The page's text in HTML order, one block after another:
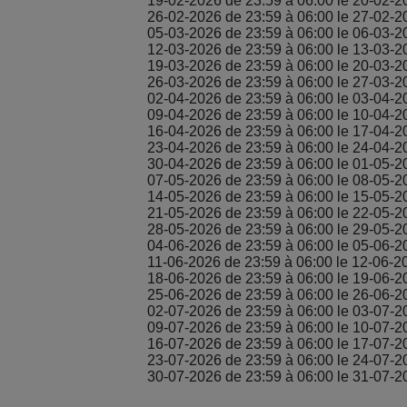
26-02-2026 de 23:59 à 06:00 le 27-02-
05-03-2026 de 23:59 à 06:00 le 06-03-
12-03-2026 de 23:59 à 06:00 le 13-03-
19-03-2026 de 23:59 à 06:00 le 20-03-
26-03-2026 de 23:59 à 06:00 le 27-03-
02-04-2026 de 23:59 à 06:00 le 03-04-
09-04-2026 de 23:59 à 06:00 le 10-04-
16-04-2026 de 23:59 à 06:00 le 17-04-
23-04-2026 de 23:59 à 06:00 le 24-04-
30-04-2026 de 23:59 à 06:00 le 01-05-
07-05-2026 de 23:59 à 06:00 le 08-05-
14-05-2026 de 23:59 à 06:00 le 15-05-
21-05-2026 de 23:59 à 06:00 le 22-05-
28-05-2026 de 23:59 à 06:00 le 29-05-
04-06-2026 de 23:59 à 06:00 le 05-06-
11-06-2026 de 23:59 à 06:00 le 12-06-
18-06-2026 de 23:59 à 06:00 le 19-06-
25-06-2026 de 23:59 à 06:00 le 26-06-
02-07-2026 de 23:59 à 06:00 le 03-07-
09-07-2026 de 23:59 à 06:00 le 10-07-
16-07-2026 de 23:59 à 06:00 le 17-07-
23-07-2026 de 23:59 à 06:00 le 24-07-
30-07-2026 de 23:59 à 06:00 le 31-07-